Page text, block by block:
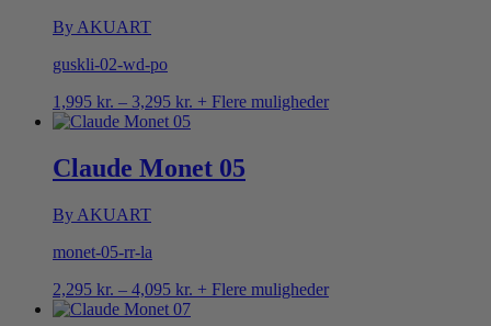
By AKUART
guskli-02-wd-po
1,995 kr. – 3,295 kr. Prisinterval:
3,295 kr.
+ Flere muligheder
Claude Monet 05
By AKUART
monet-05-rr-la
2,295 kr. – 4,095 kr. Prisinterval:
+ Flere muligheder